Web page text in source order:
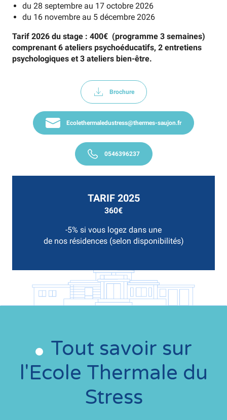
du 28 septembre au 17 octobre 2026
du 16 novembre au 5 décembre 2026
Tarif 2026 du stage : 400€ (programme 3 semaines)
comprenant 6 ateliers psychoéducatifs, 2 entretiens
psychologiques et 3 ateliers bien-être.
Brochure
ecolethermaledustress@thermes-saujon.fr
0546396237
TARIF 2025
360€
-5% si vous logez dans une
de nos résidences (selon disponibilités)
Tout savoir sur
l'Ecole Thermale du
Stress